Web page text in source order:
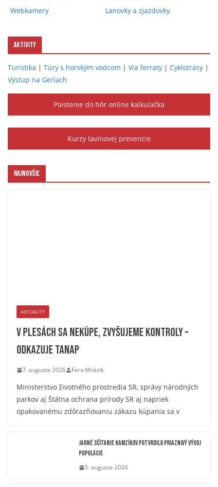
Webkamery
Lanovky a zjazdovky
Aktivity
Turistika | Túry s horským vodcom | Via ferraty | Cyklotrasy |
Výstup na Gerlach
Poistenie do hôr online kalkulačka
Kurzy lavínovej prevencie
Najnovšie
AKTUALITY
V plesách sa nekúpe, zvyšujeme kontroly –
odkazuje TANAP
7. augusta 2026 Fero Mrázik
Ministerstvo životného prostredia SR, správy národných
parkov aj Štátna ochrana prírody SR aj napriek
opakovanému zdôrazňovaniu zákazu kúpania sa v
Jarné sčítanie kamzíkov potvrdilo priaznivý vývoj
populácie
5. augusta 2026